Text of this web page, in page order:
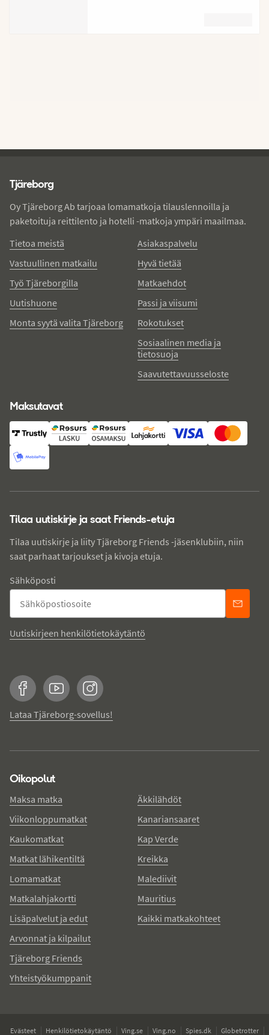
Tjäreborg
Oy Tjäreborg Ab tarjoaa lomamatkoja tilauslennoilla ja
paketoituja reittilento ja hotelli -matkoja ympäri maailmaa.
Tietoa meistä
Vastuullinen matkailu
Työ Tjäreborgilla
Uutishuone
Monta syytä valita Tjäreborg
Asiakaspalvelu
Hyvä tietää
Matkaehdot
Passi ja viisumi
Rokotukset
Sosiaalinen media ja
tietosuoja
Saavutettavuusseloste
Maksutavat
Tilaa uutiskirje ja saat Friends-etuja
Tilaa uutiskirje ja liity Tjäreborg Friends -jäsenklubiin, niin
saat parhaat tarjoukset ja kivoja etuja.
Sähköposti
Uutiskirjeen henkilötietokäytäntö
FacebookYouTubeInstagram
Lataa Tjäreborg-sovellus!
Oikopolut
Maksa matka
Viikonloppumatkat
Kaukomatkat
Matkat lähikentiltä
Lomamatkat
Matkalahjakortti
Lisäpalvelut ja edut
Arvonnat ja kilpailut
Tjäreborg Friends
Yhteistyökumppanit
Äkkilähdöt
Kanariansaaret
Kap Verde
Kreikka
Malediivit
Mauritius
Kaikki matkakohteet
Evästeet Henkilötietokäytäntö Ving.se Ving.no Spies.dk Globetrotter